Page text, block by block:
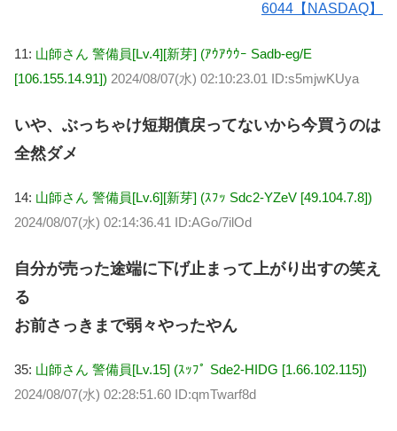
6044【NASDAQ】
11: 山師さん 警備員[Lv.4][新芽] (ｱｳｱｳｳｰ Sadb-eg/E
[106.155.14.91]) 2024/08/07(水) 02:10:23.01 ID:s5mjwKUya
いや、ぶっちゃけ短期債戻ってないから今買うのは
全然ダメ
14: 山師さん 警備員[Lv.6][新芽] (ｽﾌｯ Sdc2-YZeV [49.104.7.8])
2024/08/07(水) 02:14:36.41 ID:AGo/7ilOd
自分が売った途端に下げ止まって上がり出すの笑え
る
お前さっきまで弱々やったやん
35: 山師さん 警備員[Lv.15] (ｽｯﾌﾟ Sde2-HIDG [1.66.102.115])
2024/08/07(水) 02:28:51.60 ID:qmTwarf8d